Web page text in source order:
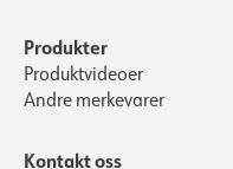
Produkter
Produktvideoer
Andre merkevarer
Kontakt oss